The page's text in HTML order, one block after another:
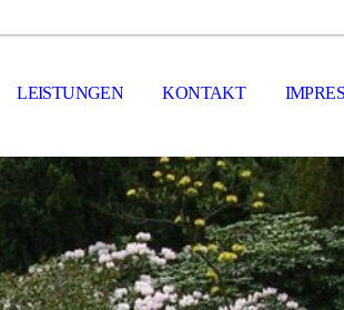
LEISTUNGEN KONTAKT